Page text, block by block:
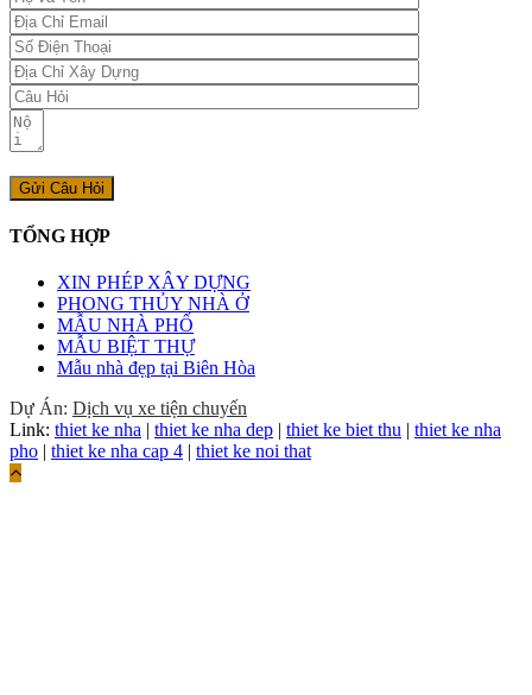
TỔNG HỢP
XIN PHÉP XÂY DỰNG
PHONG THỦY NHÀ Ở
MẪU NHÀ PHỐ
MẪU BIỆT THỰ
Mẫu nhà đẹp tại Biên Hòa
Dự Án: Dịch vụ xe tiện chuyến
Link: thiet ke nha thiet ke nha dep thiet ke biet thu
thiet ke nha
pho
thiet ke nha cap 4 thiet ke noi that